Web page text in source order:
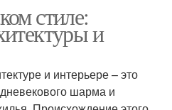
стиле:
и
и интерьере – это
шарма и